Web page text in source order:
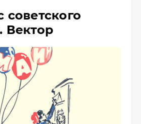
советского
Вектор